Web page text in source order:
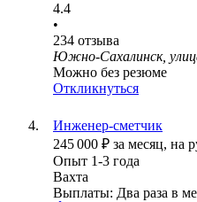
4.4
•
234 отзыва
Южно-Сахалинск,
Можно без резюме
Откликнуться
Инженер-сметчик
245 000 ₽ за месяц, на
Опыт 1-3 года
Вахта
Выплаты: Два раза в